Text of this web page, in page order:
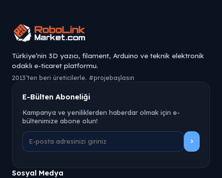
Türkiye’nin 3D yazıcı, filament, Arduino ve teknik elektronik
odaklı e-ticaret platformu.
2013’ten beri üreticilerle. #projebaşlasın
E-Bülten Aboneliği
Kampanya ve yeniliklerden haberdar olmak için e-
bültenimize abone olun!
Sosyal Medya